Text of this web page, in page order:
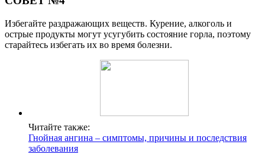
Избегайте раздражающих веществ. Курение, алкоголь и
острые продукты могут усугубить состояние горла, поэтому
старайтесь избегать их во время болезни.
Читайте также:
Гнойная ангина – симптомы, причины и последствия
заболевания